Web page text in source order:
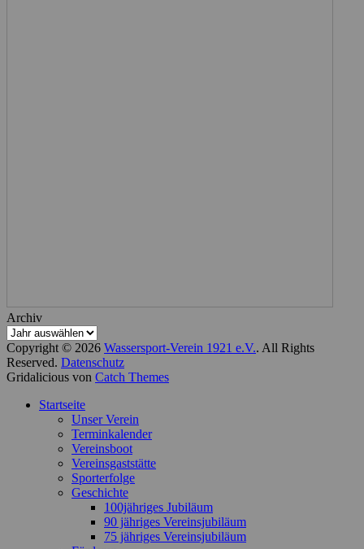
Archiv
Copyright © 2026 Wassersport-Verein 1921 e.V.. All Rights
Reserved. Datenschutz
Gridalicious von Catch Themes
oben
Startseite
Unser Verein
Terminkalender
Vereinsboot
Vereinsgaststätte
Sporterfolge
Geschichte
100jähriges Jubiläum
90 jähriges Vereinsjubiläum
75 jähriges Vereinsjubiläum